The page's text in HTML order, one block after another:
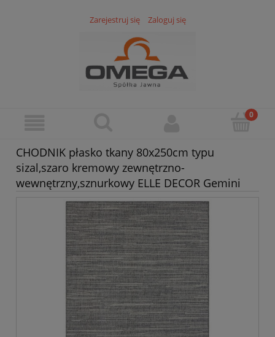
Zarejestruj się Zaloguj się
CHODNIK płasko tkany 80x250cm typu
sizal,szaro kremowy zewnętrzno-
wewnętrzny,sznurkowy ELLE DECOR Gemini